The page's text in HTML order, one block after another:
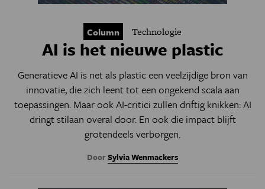
Column Technologie
AI is het nieuwe plastic
Generatieve AI is net als plastic een veelzijdige bron van
innovatie, die zich leent tot een ongekend scala aan
toepassingen. Maar ook AI-critici zullen driftig knikken: AI
dringt stilaan overal door. En ook die impact blijft
grotendeels verborgen.
DoorSylvia Wenmackers